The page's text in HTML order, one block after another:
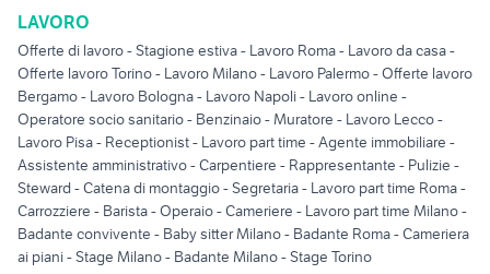
LAVORO
Offerte di lavoro-Stagione estiva- Lavoro Roma- Lavoro da casa-
Offerte lavoro Torino- Lavoro Milano- Lavoro Palermo-Offerte lavoro
Bergamo- Lavoro Bologna- Lavoro Napoli- Lavoro online -
Operatore socio sanitario- Benzinaio-Muratore - Lavoro Lecco-
Lavoro Pisa- Receptionist- Lavoro part time -Agente immobiliare -
Assistente amministrativo-Carpentiere - Rappresentante - Pulizie -
Steward -Catena di montaggio-Segretaria- Lavoro part time Roma-
Carrozziere - Barista-Operaio-Cameriere - Lavoro part time Milano-
Badante convivente - Baby sitter Milano- Badante Roma-Cameriera
ai piani-Stage Milano- Badante Milano-Stage Torino